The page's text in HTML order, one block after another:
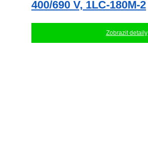
400/690 V, 1LC-180M-2
Zobrazit detaily